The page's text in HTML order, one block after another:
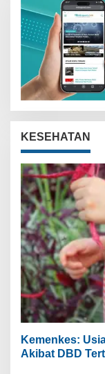
KESEHATAN
Kemenkes:
Akibat DBD